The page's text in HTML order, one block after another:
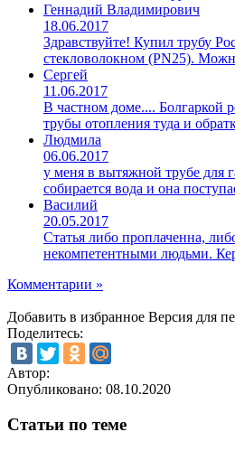
Геннадий Владимирович
18.06.2017
Здравствуйте! Купил трубу
стекловолокном (PN25).
Сергей
11.06.2017
В частном доме.... Болгаркой
трубы отопления туда и
Людмила
06.06.2017
у меня в вытяжной трубе для
собирается вода и она
Василий
20.05.2017
Статья либо проплаченна,
некомпетентными людьми.
Комментарии »
Добавить в избранное Версия для
Поделитесь:
Автор:
Опубликовано: 08.10.2020
Статьи по теме